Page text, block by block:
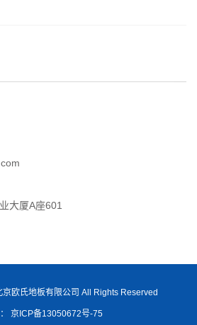
大厦A座601
欧氏地板有限公司 All Rights Reserved
京ICP备13050672号-75